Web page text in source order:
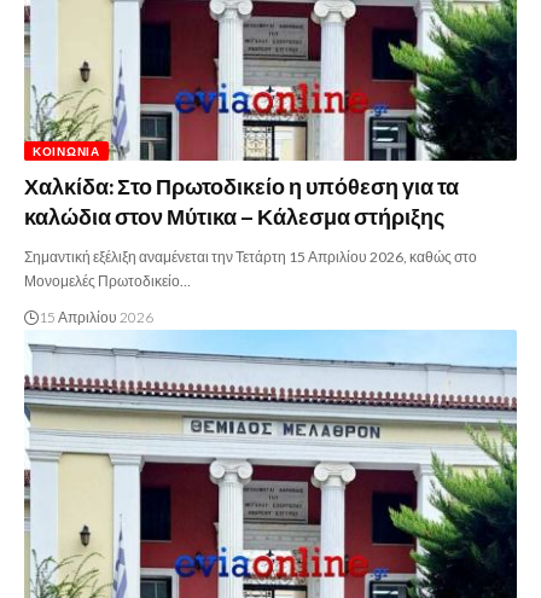
ΚΟΙΝΩΝΊΑ
Χαλκίδα: Στο Πρωτοδικείο η υπόθεση για τα
καλώδια στον Μύτικα – Κάλεσμα στήριξης
Σημαντική εξέλιξη αναμένεται την Τετάρτη 15 Απριλίου 2026, καθώς στο
Μονομελές Πρωτοδικείο…
15 Απριλίου 2026